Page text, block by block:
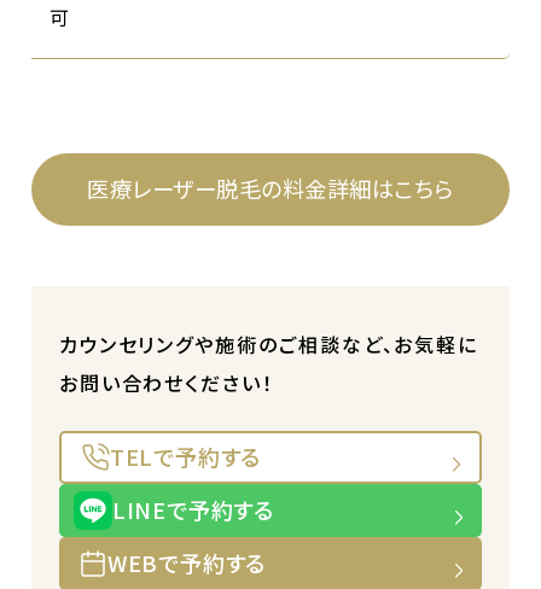
可
医療レーザー脱毛の料金詳細はこちら
カウンセリングや施術のご相談など、お気軽に
お問い合わせください！
TELで予約する
LINEで予約する
WEBで予約する